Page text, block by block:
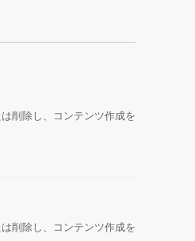
削除し、コンテンツ作成を
削除し、コンテンツ作成を